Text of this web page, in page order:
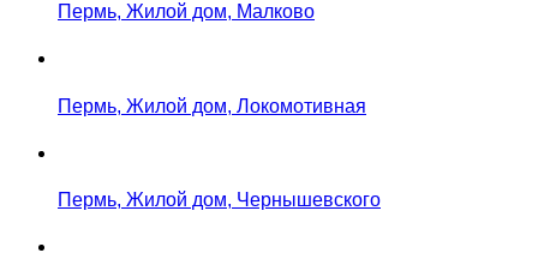
Пермь, Жилой дом, Малково
Пермь, Жилой дом, Локомотивная
Пермь, Жилой дом, Чернышевского